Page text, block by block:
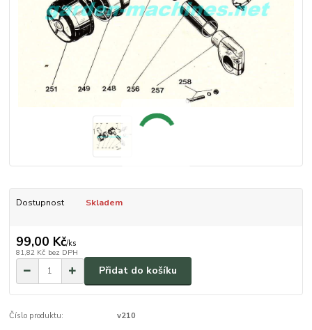
Dostupnost Skladem
99,00 Kč/ks
81,82 Kč bez DPH
Přidat do košíku
Číslo produktu: v210